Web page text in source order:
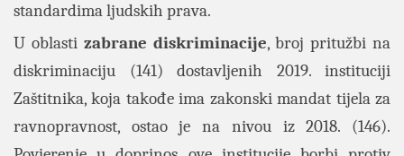
standardima ljudskih prava.
U oblasti zabrane diskriminacije, broj pritužbi na
diskriminaciju (141) dostavljenih 2019. instituciji
Zaštitnika, koja takođe ima zakonski mandat tijela za
ravnopravnost, ostao je na nivou iz 2018. (146).